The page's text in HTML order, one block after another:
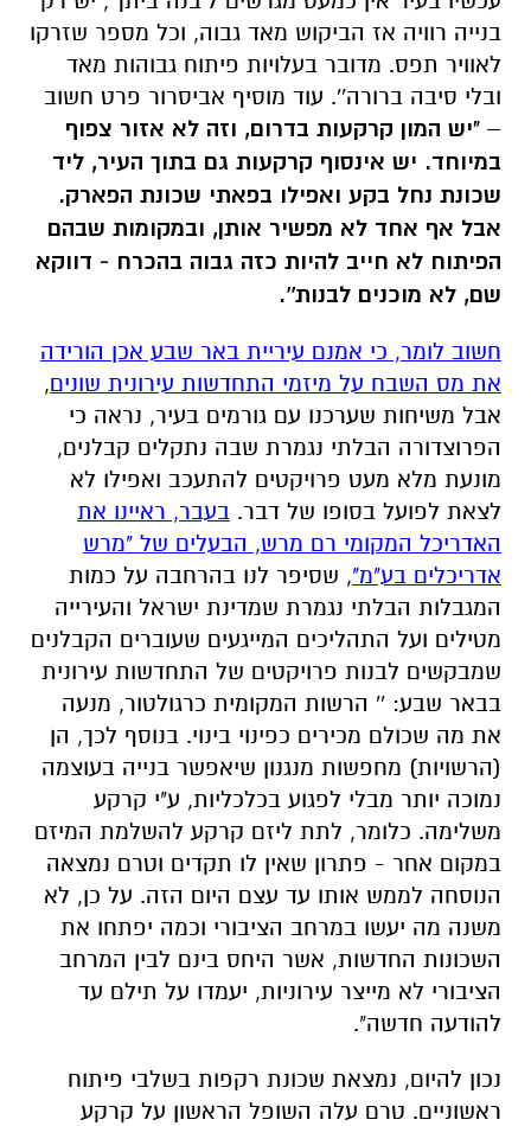
בנייה רוויה אז הביקוש מאד גבוה, וכל מספר שזרקו
לאוויר תפס. מדובר בעלויות פיתוח גבוהות מאד
ובלי סיבה ברורה''. עוד מוסיף אביסרור פרט חשוב
– "יש המון קרקעות בדרום, וזה לא אזור צפוף
במיוחד. יש אינסוף קרקעות גם בתוך העיר, ליד
שכונת נחל בקע ואפילו בפאתי שכונת הפארק.
אבל אף אחד לא מפשיר אותן, ובמקומות שבהם
הפיתוח לא חייב להיות כזה גבוה בהכרח - דווקא
שם, לא מוכנים לבנות''.
חשוב לומר, כי אמנם עיריית באר שבע אכן הורידה
את מס השבח על מיזמי התחדשות עירונית שונים,
אבל משיחות שערכנו עם גורמים בעיר, נראה כי
הפרוצדורה הבלתי נגמרת שבה נתקלים קבלנים,
מונעת מלא מעט פרויקטים להתעכב ואפילו לא
לצאת לפועל בסופו של דבר. בעבר, ראיינו את
האדריכל המקומי רם מרש, הבעלים של "מרש
אדריכלים בע"מ", שסיפר לנו בהרחבה על כמות
המגבלות הבלתי נגמרת שמדינת ישראל והעירייה
מטילים ועל התהליכים המייגעים שעוברים הקבלנים
שמבקשים לבנות פרויקטים של התחדשות עירונית
בבאר שבע: '' הרשות המקומית כרגולטור, מנעה
את מה שכולם מכירים כפינוי בינוי. בנוסף לכך, הן
(הרשויות) מחפשות מנגנון שיאפשר בנייה בעוצמה
נמוכה יותר מבלי לפגוע בכלכליות, ע"י קרקע
משלימה. כלומר, לתת ליזם קרקע להשלמת המיזם
במקום אחר - פתרון שאין לו תקדים וטרם נמצאה
הנוסחה לממש אותו עד עצם היום הזה. על כן, לא
משנה מה יעשו במרחב הציבורי וכמה יפתחו את
השכונות החדשות, אשר היחס בינם לבין המרחב
הציבורי לא מייצר עירוניות, יעמדו על תילם עד
להודעה חדשה".
נכון להיום, נמצאת שכונת רקפות בשלבי פיתוח
ראשוניים. טרם עלה השופל הראשון על קרקע